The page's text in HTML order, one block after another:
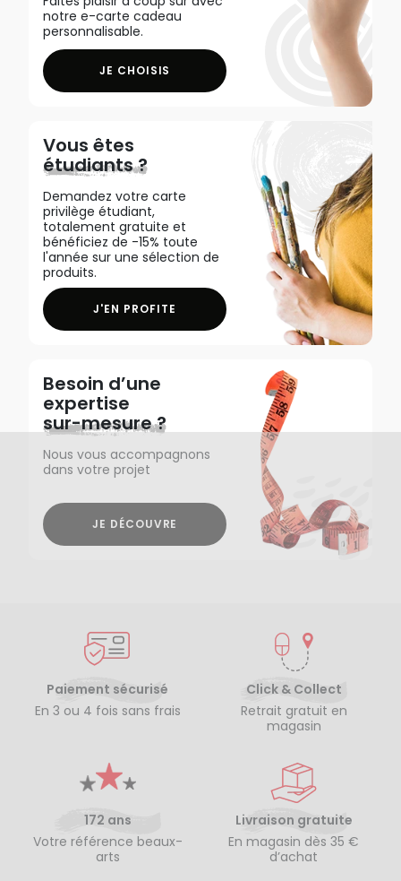
notre e-carte cadeau
personnalisable.
JE CHOISIS
Vous êtes
étudiants ?
Demandez votre carte
privilège étudiant,
totalement gratuite et
bénéficiez de -15% toute
l'année sur une sélection de
produits.
J'EN PROFITE
Besoin d’une
expertise
sur-mesure ?
Nous vous accompagnons
dans votre projet
JE DÉCOUVRE
Paiement sécurisé
En 3 ou 4 fois sans frais
Click & Collect
Retrait gratuit en
magasin
172 ans
Votre référence beaux-
arts
Livraison gratuite
En magasin dès 35 €
d’achat